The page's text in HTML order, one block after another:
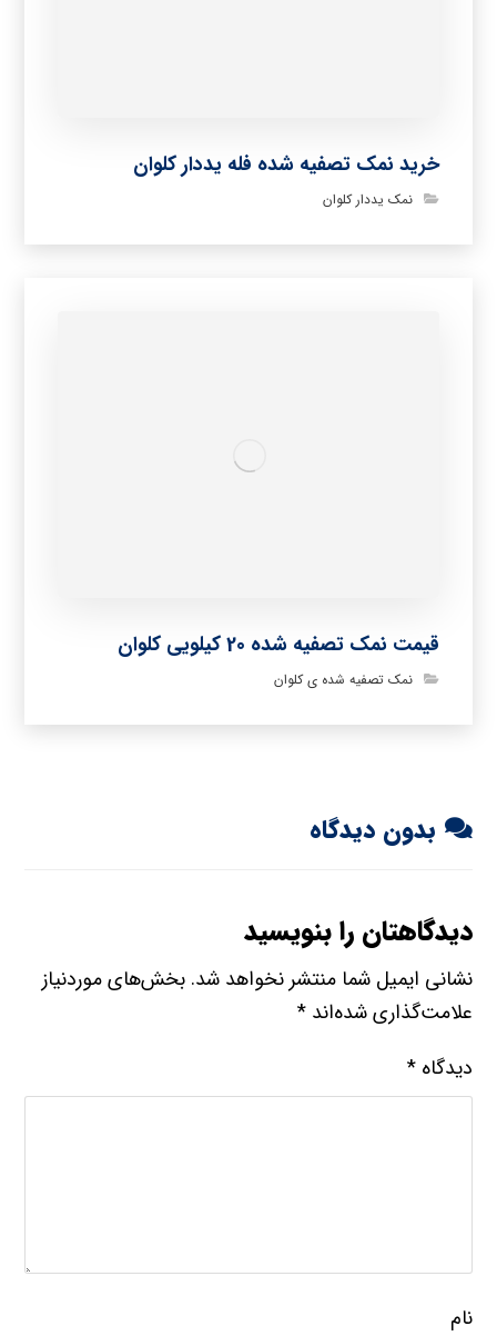
خرید نمک تصفیه شده فله یددار کلوان
نمک یددار کلوان
قیمت نمک تصفیه شده 20 کیلویی کلوان
نمک تصفیه شده ی کلوان
بدون دیدگاه
دیدگاهتان را بنویسید
نشانی ایمیل شما منتشر نخواهد شد. بخش‌های موردنیاز
علامت‌گذاری شده‌اند*
دیدگاه*
نام